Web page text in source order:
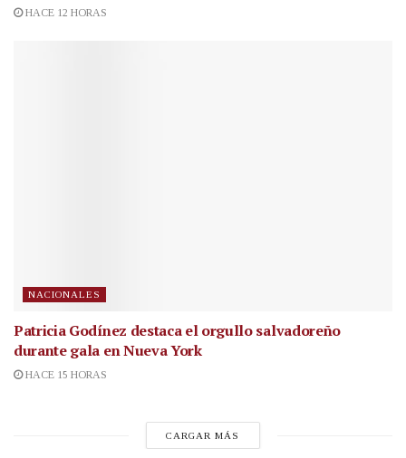
HACE 12 HORAS
NACIONALES
Patricia Godínez destaca el orgullo salvadoreño
durante gala en Nueva York
HACE 15 HORAS
CARGAR MÁS